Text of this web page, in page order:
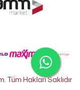
Hakları Saklıdır